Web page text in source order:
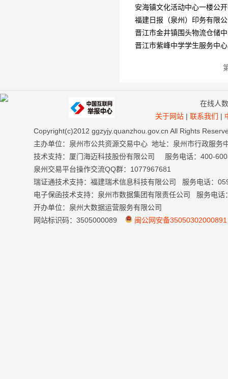
安海镇文化活动中心一楼公
福建日报（泉州）印务有限
晋江市金井镇围头物流仓储
晋江市紫峰中学学生服务中
在线人数
关于网站 | 联系我们 |
Copyright(c)2012 ggzyjy.quanzhou.gov.cn All Rights
主办单位：泉州市公共资源交易中心 地址：泉州市行政服
技术支持：厦门海迈科技股份有限公司 服务电话：400-
泉州交易平台操作交流QQ群：1077967681
瑞证通技术支持：福建瑞术信息科技有限公司 服务电话：
电子保函技术支持：泉州市数据集团有限责任公司 服务电话
开办单位：泉州大数据运营服务有限公司
网站标识码：3505000089
闽公网安备35050302000891